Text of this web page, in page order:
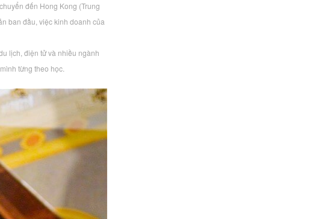
đến Hong Kong (Trung
ban đầu, việc kinh doanh của
lịch, điện tử và nhiều ngành
từng theo học.